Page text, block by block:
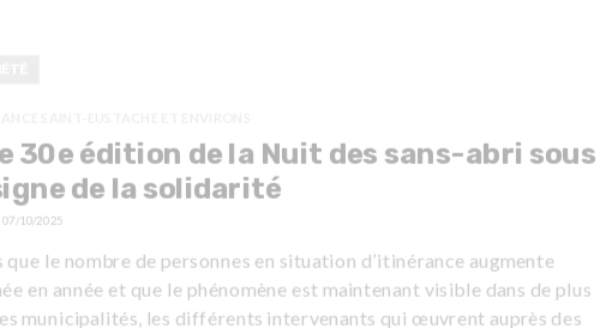
30e édition de la Nuit des sans-abri sous
de la solidarité
07/10/2025
que le nombre de personnes en situation d’itinérance augmente
en année et que le phénomène est maintenant visible dans de plus
municipalités, les différents intervenants qui œuvrent auprès des